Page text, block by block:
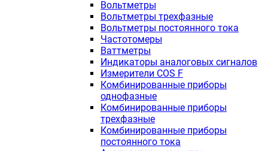
Вольтметры
Вольтметры трехфазные
Вольтметры постоянного тока
Частотомеры
Ваттметры
Индикаторы аналоговых сигналов
Измерители COS F
Комбинированные приборы
однофазные
Комбинированные приборы
трехфазные
Комбинированные приборы
постоянного тока